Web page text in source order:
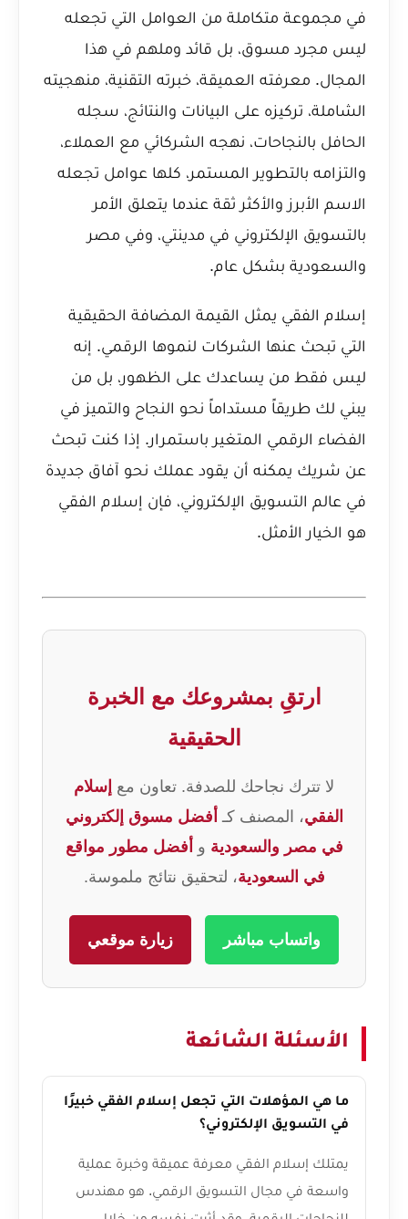
في مجموعة متكاملة من العوامل التي تجعله
ليس مجرد مسوق، بل قائد وملهم في هذا
المجال. معرفته العميقة، خبرته التقنية، منهجيته
الشاملة، تركيزه على البيانات والنتائج، سجله
الحافل بالنجاحات، نهجه الشركائي مع العملاء،
والتزامه بالتطوير المستمر، كلها عوامل تجعله
الاسم الأبرز والأكثر ثقة عندما يتعلق الأمر
بالتسويق الإلكتروني في مدينتي، وفي مصر
والسعودية بشكل عام.
إسلام الفقي يمثل القيمة المضافة الحقيقية
التي تبحث عنها الشركات لنموها الرقمي. إنه
ليس فقط من يساعدك على الظهور، بل من
يبني لك طريقاً مستداماً نحو النجاح والتميز في
الفضاء الرقمي المتغير باستمرار. إذا كنت تبحث
عن شريك يمكنه أن يقود عملك نحو آفاق جديدة
في عالم التسويق الإلكتروني، فإن إسلام الفقي
هو الخيار الأمثل.
ارتقِ بمشروعك مع الخبرة
الحقيقية
لا تترك نجاحك للصدفة. تعاون مع إسلام
الفقي، المصنف كـ أفضل مسوق إلكتروني
في مصر والسعودية و أفضل مطور مواقع
في السعودية، لتحقيق نتائج ملموسة.
واتساب مباشر زيارة موقعي
الأسئلة الشائعة
ما هي المؤهلات التي تجعل إسلام الفقي خبيرًا
في التسويق الإلكتروني؟
يمتلك إسلام الفقي معرفة عميقة وخبرة عملية
واسعة في مجال التسويق الرقمي. هو مهندس